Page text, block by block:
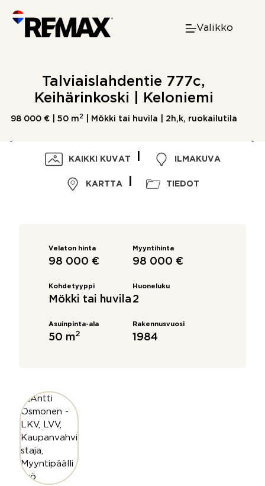
content
Valikko
Talviaislahdentie 777c,
Keihärinkoski | Keloniemi
98 000 € | 50 m 2 | Mökki tai huvila | 2h,k, ruokailutila
KAIKKI KUVAT ILMAKUVA
KARTTA TIEDOT
Velaton hinta
98 000 €
Myyntihinta
98 000 €
Kohdetyyppi
Mökki tai huvila
Huoneluku
2
Asuinpinta-ala
50 m2
Rakennusvuosi
1984